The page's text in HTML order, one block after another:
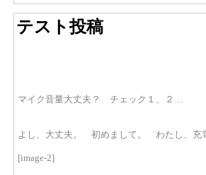
テスト投稿
マイク音量大丈夫？ チェック１、２…
よし、大丈夫。 初めまして。 わたし、充
[image-2]